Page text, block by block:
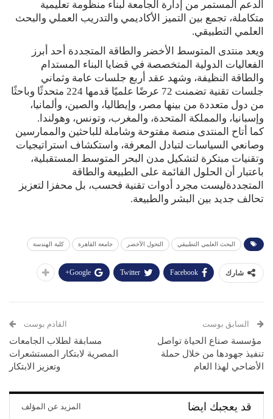
الدعم المستمر من إدارة الجامعة لبناء منظومة تعليمية
متكاملة، تجمع بين التميز الأكاديمي والتدريب العملي والبحث
العلمي التطبيقي.
ويعد منتدى المتوسط الأخضر والطاقة المتجددة أحد أبرز
الفعاليات الدولية المتخصصة في قضايا البناء المستدام
والطاقة النظيفة، وشهد عقد أربع جلسات عامة وثماني
جلسات تقنية تضمنت 72 عرضًا علميًا قدمها 224 متحدثًا وباحثًا
من دول متعددة من بينها مصر، وإيطاليا، والصين، وألمانيا،
وإسبانيا، والمملكة المتحدة، والمغرب، وتونس، وهولندا.
كما أتاح المنتدى منصة مفتوحة وشاملة للباحثين والممارسين
وصانعي السياسات لتبادل المعرفة، واستكشاف استراتيجيات
وتقنيات مبتكرة لتشكيل مدن البحر المتوسط المستقبلية،
باعتبار أن الحلول القائمة على الطبيعة والطاقة
المتجددةليست مجرد أدوات تقنية فحسب، بل محفزا لتعزيز
تحالف جديد بين البشر والطبيعة.
البحث العلمي التطبيقي التحول الأخضر جامعة القاهرة كلية الهندسة
شارك Facebook
Twitter
Google+
السابق بوست
مؤسسة صناع الحياة تواصل
تنفيذ جهودها من خلال حملة
الأضاحي لهذا العام
القادم بوست
مسابقة لطلاب الجامعات
المصرية لابتكار المستشعرات
وتعزيز الابتكار
قد يعجبك ايضا المزيد عن المؤلف